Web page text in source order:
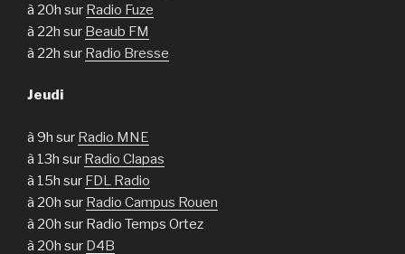
à 20h sur Radio Fuze
à 22h sur Beaub FM
à 22h sur Radio Bresse
Jeudi
à 9h sur Radio MNE
à 13h sur Radio Clapas
à 15h sur FDL Radio
à 20h sur Radio Campus Rouen
à 20h sur Radio Temps Ortez
à 20h sur D4B